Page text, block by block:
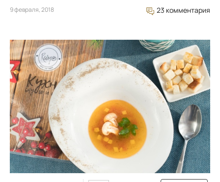
9 февраля, 2018 23 комментария